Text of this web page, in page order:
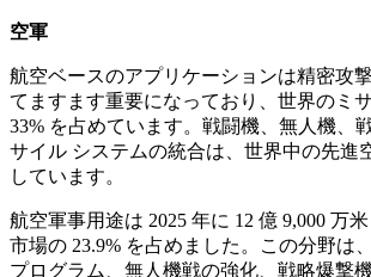
空軍
航空ベースのアプリケーションは精密攻
てますます重要になっており、世界のミ
33% を占めています。戦闘機、無人機、
サイル システムの統合は、世界中の先進
しています。
航空軍事用途は 2025 年に 12 億 9,000 万
市場の 23.9% を占めました。この分野は
プログラム、無人機戦の強化、戦略爆撃